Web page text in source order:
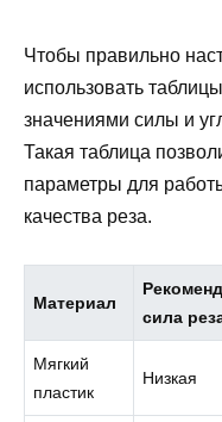
Чтобы правильно
использовать
значениями силы и
Такая таблица
параметры для
качества реза.
Материал
сила
Мягкий
пластик
Низкая